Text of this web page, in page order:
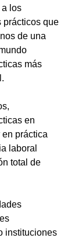
a los
prácticos que
de una
más
en
práctica
laboral
total de
instituciones